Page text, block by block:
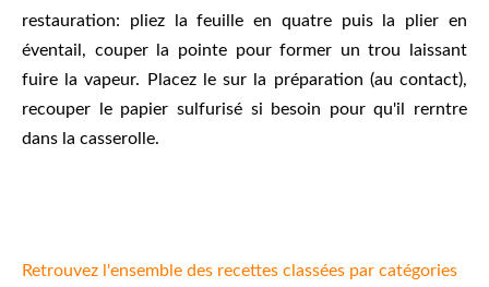
restauration: pliez la feuille en quatre puis la plier en
éventail, couper la pointe pour former un trou laissant
fuire la vapeur. Placez le sur la préparation (au contact),
recouper le papier sulfurisé si besoin pour qu'il rerntre
dans la casserolle.
Retrouvez l'ensemble des recettes classées par catégories